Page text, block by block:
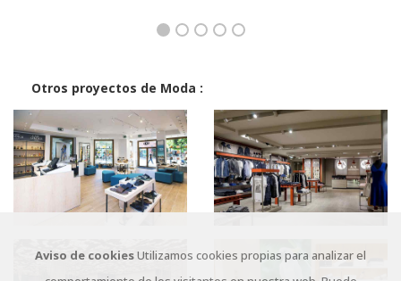
Otros proyectos de Moda :
Aviso de cookiesUtilizamos cookies propias para analizar el